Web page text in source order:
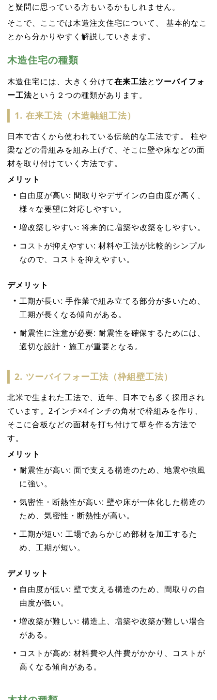
と疑問に思っている方もいるかもしれません。
そこで、ここでは木造注文住宅について、 基本的なこ
とから分かりやすく解説していきます。
木造住宅の種類
木造住宅には、大きく分けて在来工法と ツーバイフォ
ー工法という２つの種類があります。
1. 在来工法（木造軸組工法）
日本で古くから使われている伝統的な工法です。 柱や
梁などの骨組みを組み上げて、そこに壁や床などの面
材を取り付けていく方法です。
メリット
自由度が高い: 間取りやデザインの自由度が高く、
様々な要望に対応しやすい。
増改築しやすい: 将来的に増築や改築をしやすい。
コストが抑えやすい: 材料や工法が比較的シンプル
なので、コストを抑えやすい。
デメリット
工期が長い: 手作業で組み立てる部分が多いため、
工期が長くなる傾向がある。
耐震性に注意が必要: 耐震性を確保するためには、
適切な設計・施工が重要となる。
2. ツーバイフォー工法（枠組壁工法）
北米で生まれた工法で、近年、日本でも多く採用され
ています。2インチ×4インチの角材で枠組みを作り、
そこに合板などの面材を打ち付けて壁を作る方法で
す。
メリット
耐震性が高い: 面で支える構造のため、地震や強風
に強い。
気密性・断熱性が高い: 壁や床が一体化した構造の
ため、気密性・断熱性が高い。
工期が短い: 工場であらかじめ部材を加工するた
め、工期が短い。
デメリット
自由度が低い: 壁で支える構造のため、間取りの自
由度が低い。
増改築が難しい: 構造上、増築や改築が難しい場合
がある。
コストが高め: 材料費や人件費がかかり、コストが
高くなる傾向がある。